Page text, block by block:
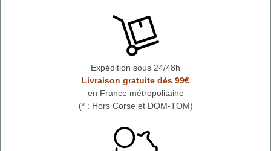
Expédition sous 24/48h
Livraison gratuite dès 99€
en France métropolitaine
(* : Hors Corse et DOM-TOM)